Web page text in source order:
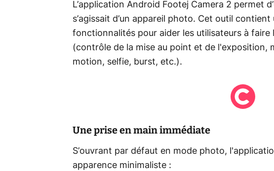
L’application Android Footej Camera 2 permet
s’agissait d’un appareil photo. Cet outil
fonctionnalités pour aider les utilisateurs à
(contrôle de la mise au point et de l'exposition,
motion, selfie, burst, etc.).
Une prise en main immédiate
S’ouvrant par défaut en mode photo,
apparence minimaliste :